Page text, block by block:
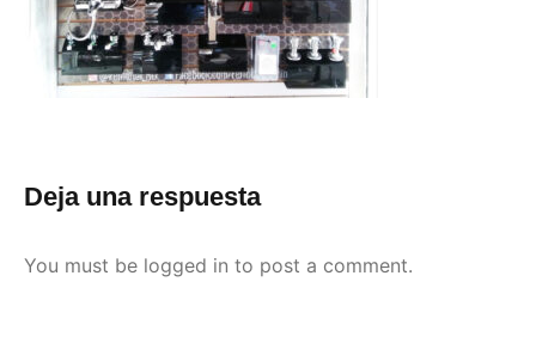
Deja una respuesta
You must be logged in to post a comment.